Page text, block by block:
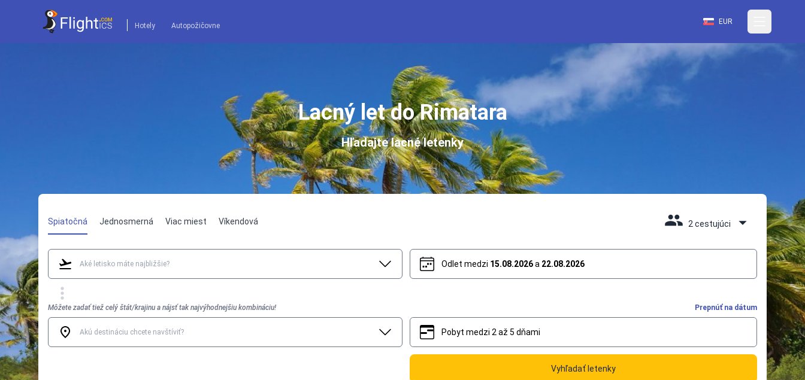
Hotely Autopožičovne EUR
Lacný let do Rimatara
Hľadajte lacné letenky
Spiatočná Jednosmerná Viac miest Víkendová 2 cestujúci
Odlet medzi 15.08.2026a 22.08.2026
Môžete zadať tiež celý štát/krajinu a nájsť tak najvýhodnejšiu kombináciu! Prepnúť na dátum
Pobyt medzi 2 až 5 dňami
Vyhľadať letenky